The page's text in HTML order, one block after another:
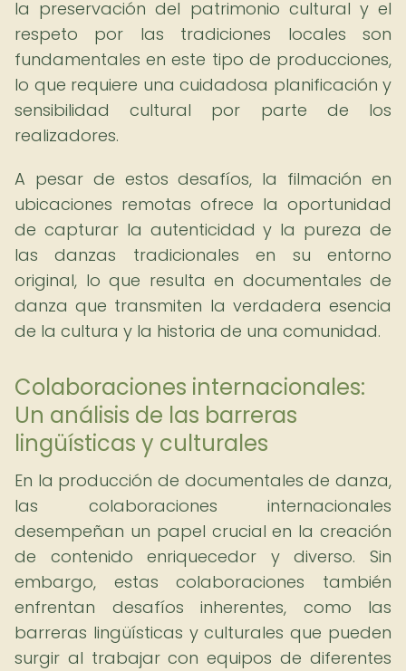
la preservación del patrimonio cultural y el
respeto por las tradiciones locales son
fundamentales en este tipo de producciones,
lo que requiere una cuidadosa planificación y
sensibilidad cultural por parte de los
realizadores.
A pesar de estos desafíos, la filmación en
ubicaciones remotas ofrece la oportunidad
de capturar la autenticidad y la pureza de
las danzas tradicionales en su entorno
original, lo que resulta en documentales de
danza que transmiten la verdadera esencia
de la cultura y la historia de una comunidad.
Colaboraciones internacionales:
Un análisis de las barreras
lingüísticas y culturales
En la producción de documentales de danza,
las colaboraciones internacionales
desempeñan un papel crucial en la creación
de contenido enriquecedor y diverso. Sin
embargo, estas colaboraciones también
enfrentan desafíos inherentes, como las
barreras lingüísticas y culturales que pueden
surgir al trabajar con equipos de diferentes